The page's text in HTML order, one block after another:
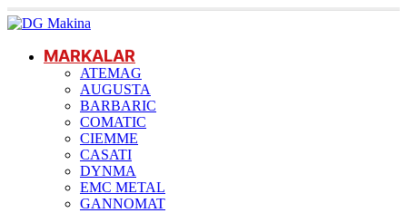
MARKALAR
ATEMAG
AUGUSTA
BARBARIC
COMATIC
CIEMME
CASATI
DYNMA
EMC METAL
GANNOMAT